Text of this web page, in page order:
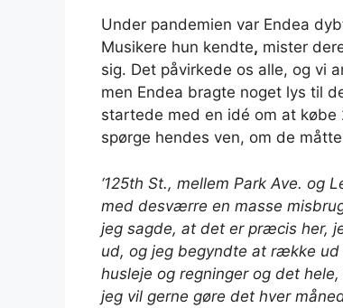
Under pandemien var Endea
Musikere hun kendte, mister
sig. Det påvirkede os alle, og vi
men Endea bragte noget lys til
startede med en idé om at
spørge hendes ven, om de
‘125th St., mellem Park Ave. og
med desværre en masse
jeg sagde, at det er præcis her,
ud, og jeg begyndte at række
husleje og regninger og det
jeg vil gerne gøre det hver